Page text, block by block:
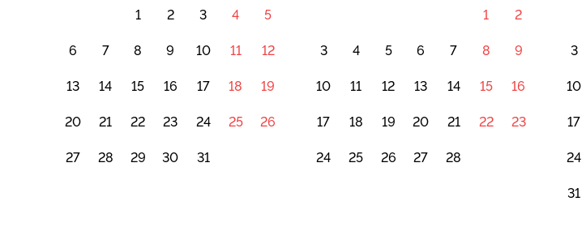
1 2 3 4 5
6 7 8 9 10 11 12
13 14 15 16 17 18 19
20 21 22 23 24 25 26
27 28 29 30 31
1 2
3 4 5 6 7 8 9
10 11 12 13 14 15 16
17 18 19 20 21 22 23
24 25 26 27 28
3
10
17
24
31